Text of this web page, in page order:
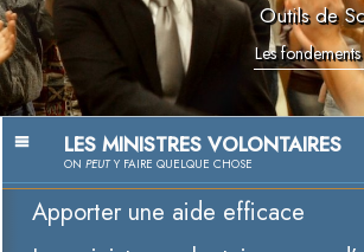
Outils de
Les
LES MINISTRES VOLONTAIRES
ON PEUTY FAIRE QUELQUE CHOSE
Apporter une aide efficace